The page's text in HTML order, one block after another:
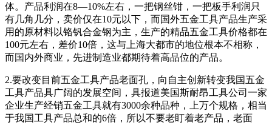
体。产品利润在8—10%左右，一把钢丝钳，一把板手利润只
有几角几分，卖价仅在10元以下，而国外五金工具产品生产采
用的原材料以铬钒合金钢为主，生产的精品五金工具价格都在
100元左右，差价10倍，这与上海大都市的地位根本不相称，
而国内外商业，先进制造业都期待着高品位的产品。
2.要改变目前五金工具产品老面孔，向自主创新转变我国五金
工具产品具广阔的发展空间，具报道美国斯耐昂工具公司一家
企业生产经销五金工具就有3000余种品种，上万个规格，相当
于我国工具产品总和的6倍，所以不要老盯着老产品，老面